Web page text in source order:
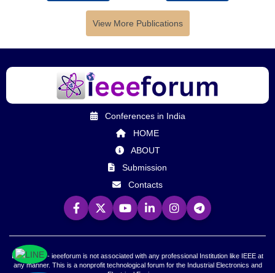
View More Publications
Conferences in India
HOME
ABOUT
Submission
Contacts
Declaration - ieeeforum is not associated with any professional Institution like IEEE at
any manner. This is a nonprofit technological forum for the Industrial Electronics and